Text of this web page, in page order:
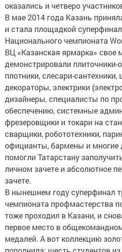
оказались и четверо
В мае 2014 года Казань
и стала площадкой
Национального чемпионата
ВЦ «Казанская ярмарка» свое
демонстрировали
плотники, слесари-
декораторы, электрики
дизайнеры, специалисты по
обеспечению, системные
фрезеровщики и токари на
сварщики, робототехники,
официанты, бармены и многие
помогли Татарстану
личном зачете и абсолютное
зачете.
В нынешнем году суперфинал
чемпионата профмастерства
тоже проходил в Казани, и
первое место в
медалей. А вот коллекцию